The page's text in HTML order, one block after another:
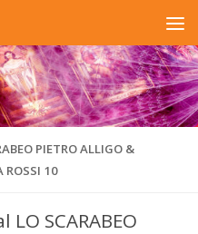
PIETRO ALLIGO &
ROSSI 10
LO SCARABEO